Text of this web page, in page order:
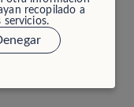
recopilado a
servicios.